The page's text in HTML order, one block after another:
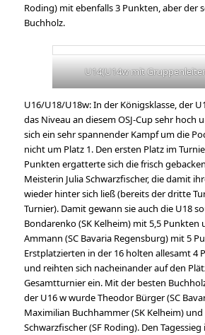
Roding) mit ebenfalls 3 Punkten, aber der
Buchholz.
U14(U14w mit
U16/U18/U18w: In der Königsklasse, der
das Niveau an diesem OSJ-Cup sehr hoch
sich ein sehr spannender Kampf um die
nicht um Platz 1. Den ersten Platz im
Punkten ergatterte sich die frisch
Meisterin Julia Schwarzfischer, die damit
wieder hinter sich ließ (bereits der dritte
Turnier). Damit gewann sie auch die U18
Bondarenko (SK Kelheim) mit 5,5 Punkten
Ammann (SC Bavaria Regensburg) mit 5
Erstplatzierten in der 16 holten allesamt 4
und reihten sich nacheinander auf den
Gesamtturnier ein. Mit der besten
der U16 w wurde Theodor Bürger (SC
Maximilian Buchhammer (SK Kelheim)
Schwarzfischer (SF Roding). Den